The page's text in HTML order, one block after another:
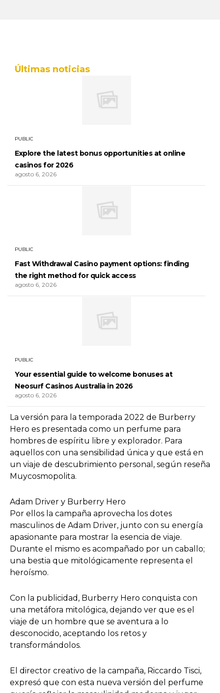
La versión para la temporada 2022 de Burberry
Hero es presentada como un perfume para
hombres de espíritu libre y explorador. Para
aquellos con una sensibilidad única y que está en
un viaje de descubrimiento personal, según reseña
Muycosmopolita.
Adam Driver y Burberry Hero
Por ellos la campaña aprovecha los dotes
masculinos de Adam Driver, junto con su energía
apasionante para mostrar la esencia de viaje.
Durante el mismo es acompañado por un caballo;
una bestia que mitológicamente representa el
heroísmo.
Con la publicidad, Burberry Hero conquista con
una metáfora mitológica, dejando ver que es el
viaje de un hombre que se aventura a lo
desconocido, aceptando los retos y
transformándolos.
El director creativo de la campaña, Riccardo Tisci,
expresó que con esta nueva versión del perfume
Últimas noticias
PUBLIC
Explore the latest bonus opportunities at online
casinos for 2026
agosto 6, 2026
PUBLIC
Fast Withdrawal Casino payment options: finding
the right method for quick access
agosto 6, 2026
PUBLIC
Your essential guide to welcome bonuses at
Neosurf Casinos Australia in 2026
agosto 6, 2026